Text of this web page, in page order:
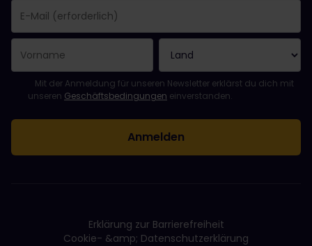
Sie haben sich erfolgreich angemeldet.
Das Feld „E-Mail-Adresse“ ist ein Pflichtfeld!
Diese E-Mail-Adresse ist ungültig!
Beim Abonnieren des Newsletters ist ein Fehler aufgetreten.
Du hast diesen Newsletter bereits abonniert!
Bitte stimme den Allgemeinen Geschäftsbedingungen zu, um
Mit der Anmeldung für unseren Newsletter erklärst du dich mit
unseren Geschäftsbedingungen einverstanden.
Erklärung zur Barrierefreiheit
Cookie- &amp; Datenschutzerklärung